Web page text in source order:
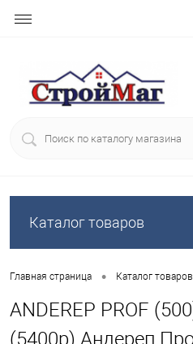
Каталог товаров
Главная страница • Каталог товаров
ANDEREP PROF
(5400р) Андереп